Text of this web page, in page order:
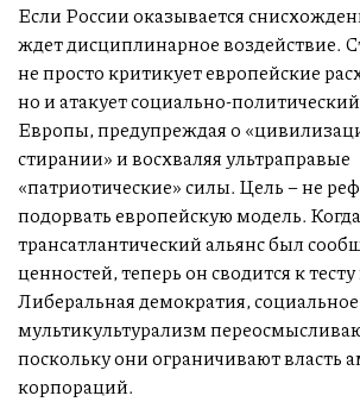
Если России оказывается
ждет дисциплинарное воздействие.
не просто критикует европейские
но и атакует социально-
Европы, предупреждая о
стирании» и восхваляя ультраправые
«патриотические» силы. Цель – не
подорвать европейскую модель.
трансатлантический альянс был
ценностей, теперь он сводится к
Либеральная демократия, социальное
мультикультурализм
поскольку они ограничивают власть
корпораций.